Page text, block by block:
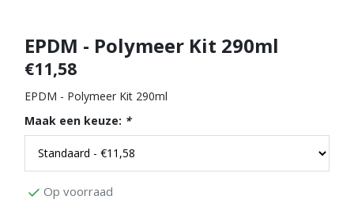
EPDM - Polymeer Kit 290ml
€11,58
EPDM - Polymeer Kit 290ml
Maak een keuze: *
Op voorraad